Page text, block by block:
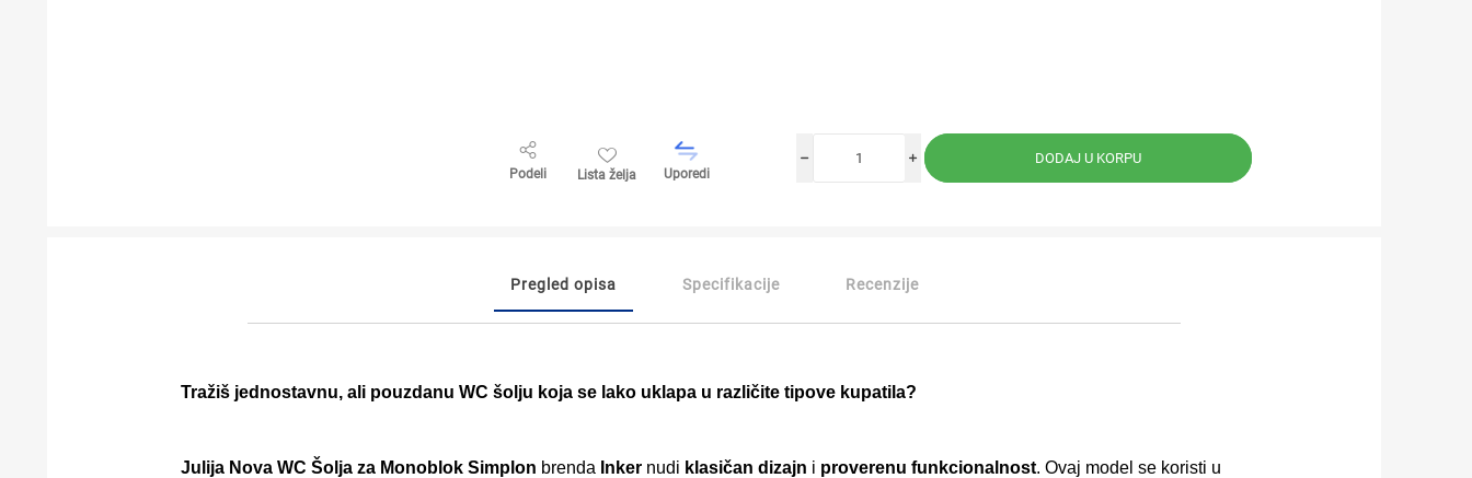
Podeli Lista želja Uporedi
i
h
Pregled opisa Specifikacije Recenzije
Tražiš jednostavnu, ali pouzdanu WC šolju koja se lako uklapa u različite tipove kupatila?
Julija Nova WC Šolja za Monoblok Simplon brenda Inkernudi klasičan dizajn i proverenu funkcionalnost. Ovaj model se koristi u